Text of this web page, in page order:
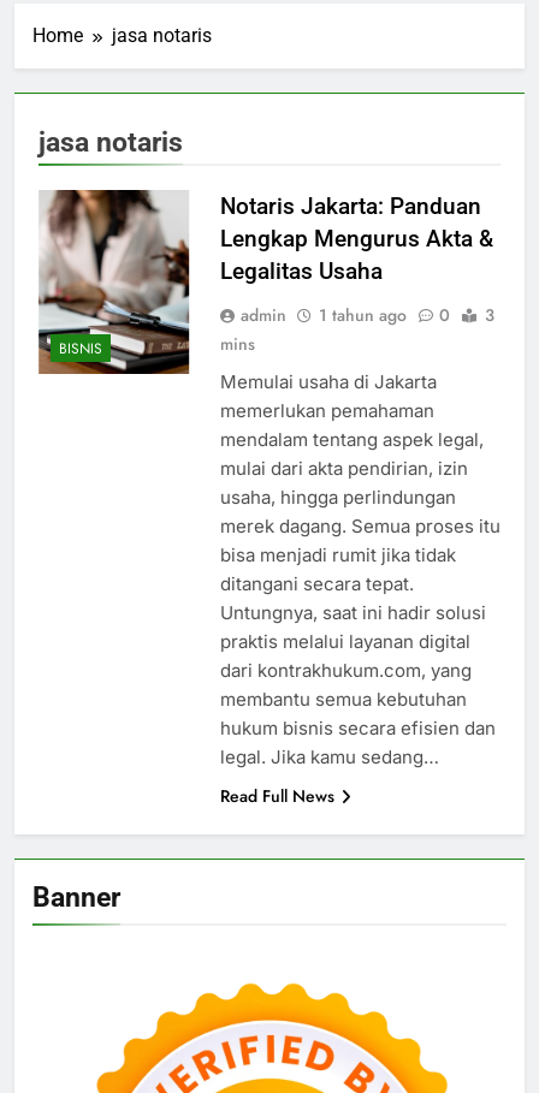
Home jasa notaris
jasa notaris
BISNIS
Notaris Jakarta: Panduan
Lengkap Mengurus Akta &
Legalitas Usaha
admin 1 tahun ago 0
3
mins
Memulai usaha di Jakarta
memerlukan pemahaman
mendalam tentang aspek legal,
mulai dari akta pendirian, izin
usaha, hingga perlindungan
merek dagang. Semua proses itu
bisa menjadi rumit jika tidak
ditangani secara tepat.
Untungnya, saat ini hadir solusi
praktis melalui layanan digital
dari kontrakhukum.com, yang
membantu semua kebutuhan
hukum bisnis secara efisien dan
legal. Jika kamu sedang…
Read Full News
Banner